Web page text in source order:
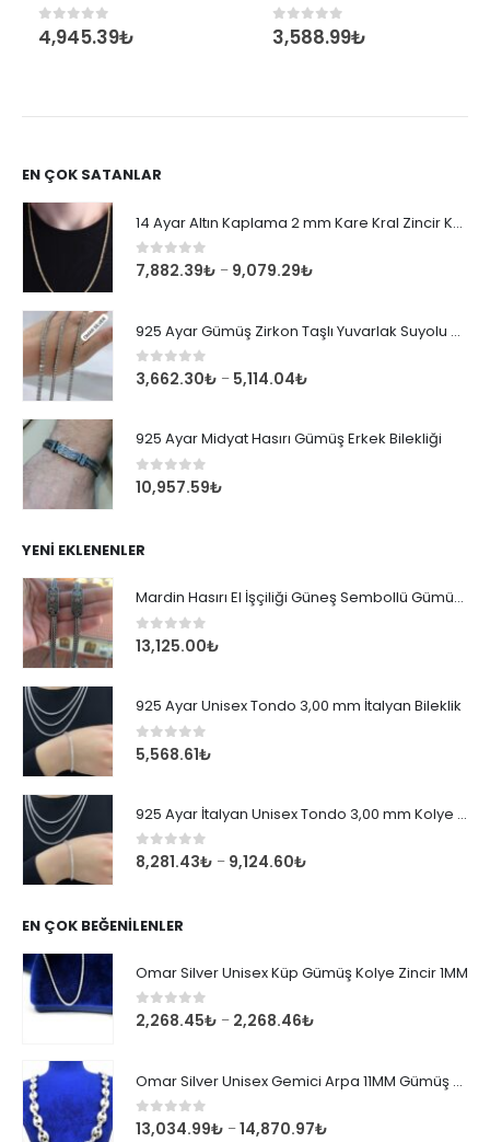
0out of 5
4,945.39₺ 0out of 5
3,588.99₺
EN ÇOK SATANLAR
14 Ayar Altın Kaplama 2 mm Kare Kral Zincir Kolye
0 out of 5
7,882.39₺ – 9,079.29₺
925 Ayar Gümüş Zirkon Taşlı Yuvarlak Suyolu Bileklik
0 out of 5
3,662.30₺ – 5,114.04₺
925 Ayar Midyat Hasırı Gümüş Erkek Bilekliği
0out of 5
10,957.59₺
YENI EKLENENLER
Mardin Hasırı El İşçiliği Güneş Sembollü Gümüş Erkek Bileklik
0out of 5
13,125.00₺
925 Ayar Unisex Tondo 3,00 mm İtalyan Bileklik
0 out of 5
5,568.61₺
925 Ayar İtalyan Unisex Tondo 3,00 mm Kolye Zincir
0 out of 5
8,281.43₺ – 9,124.60₺
EN ÇOK BEĞENILENLER
Omar Silver Unisex Küp Gümüş Kolye Zincir 1MM
0 out of 5
2,268.45₺ – 2,268.46₺
Omar Silver Unisex Gemici Arpa 11MM Gümüş Kolye Zincir
0out of 5
13,034.99₺ –14,870.97₺